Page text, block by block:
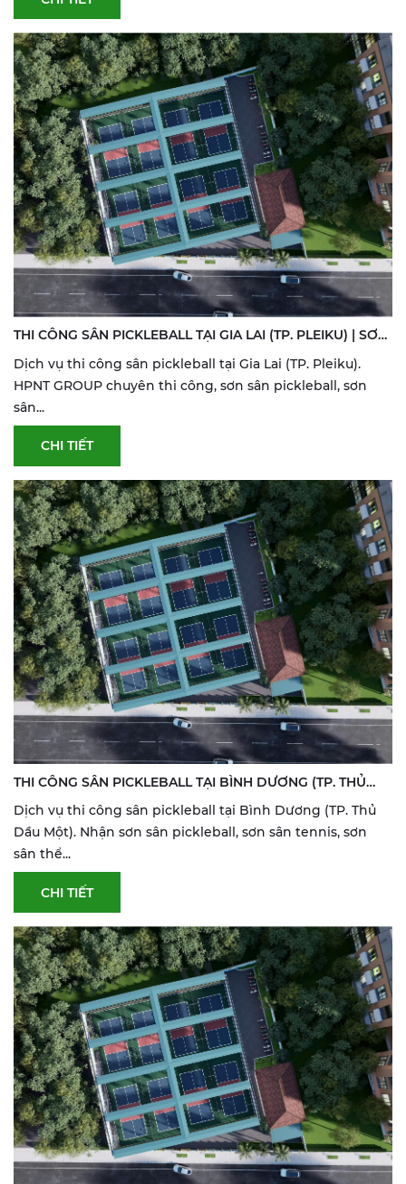
THI CÔNG SÂN PICKLEBALL TẠI GIA LAI (TP. PLEIKU) | SƠN
& SỬA SÂN THỂ THAO
Dịch vụ thi công sân pickleball tại Gia Lai (TP. Pleiku).
HPNT GROUP chuyên thi công, sơn sân pickleball, sơn
sân...
CHI TIẾT
THI CÔNG SÂN PICKLEBALL TẠI BÌNH DƯƠNG (TP. THỦ
DẦU MỘT) | SƠN & SỬA SÂN THỂ THAO
Dịch vụ thi công sân pickleball tại Bình Dương (TP. Thủ
Dầu Một). Nhận sơn sân pickleball, sơn sân tennis, sơn
sân thể...
CHI TIẾT